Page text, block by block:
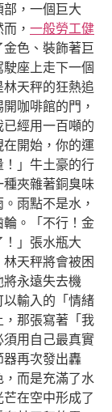
，一個巨大
， 一般勞工健
色、裝飾著巨
座上走下一個
天秤的狂熱追
咖啡館的門，
經用一百噸的
開始，你的運
」牛土豪的行
夾雜著銅臭味
雨點不是水，
輪。「不行！金
」張水瓶大
天秤將會被困
永遠失去機
輸入的「情緒
那張寫著「我
用自己最真實
再次發出轟
而是充滿了水
在空中形成了